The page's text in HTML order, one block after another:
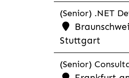
(Senior) .NET
Stuttgart
(Senior)